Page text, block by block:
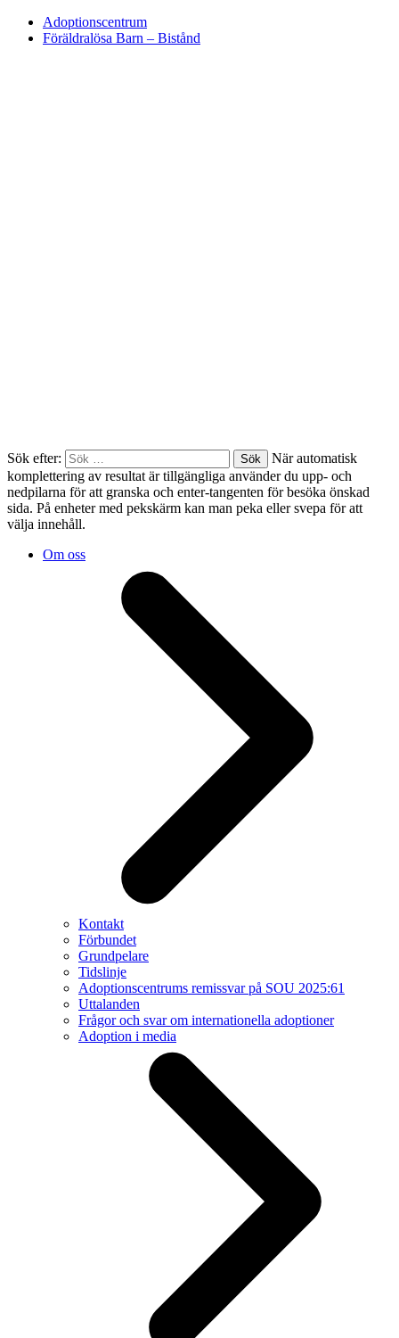
Adoptionscentrum
Föräldralösa Barn – Bistånd
Sök efter:
När automatisk
komplettering av resultat är tillgängliga använder du upp- och
nedpilarna för att granska och enter-tangenten för besöka önskad
sida. På enheter med pekskärm kan man peka eller svepa för att
välja innehåll.
Om oss
Kontakt
Förbundet
Grundpelare
Tidslinje
Adoptionscentrums remissvar på SOU 2025:61
Uttalanden
Frågor och svar om internationella adoptioner
Adoption i media